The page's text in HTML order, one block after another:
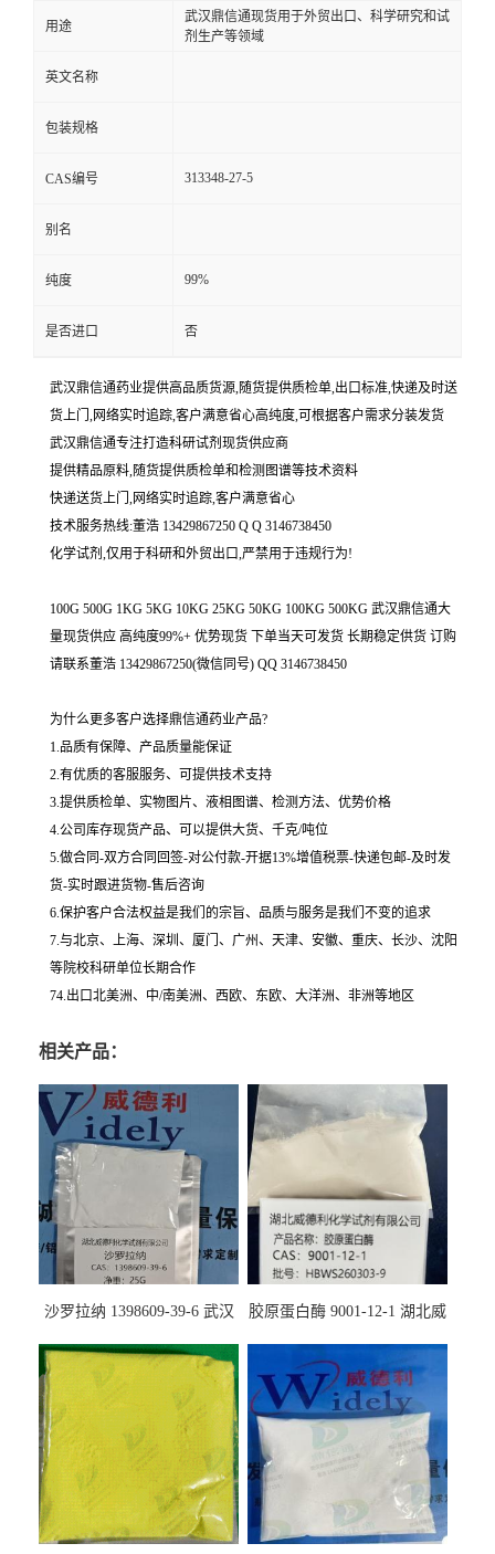
用途
武汉鼎信通现货用于外贸出口、科学研究和试
剂生产等领域
英文名称
包装规格
CAS编号 313348-27-5
别名
纯度 99%
是否进口 否
武汉鼎信通药业提供高品质货源,随货提供质检单,出口标准,快递及时送
货上门,网络实时追踪,客户满意省心高纯度,可根据客户需求分装发货
武汉鼎信通专注打造科研试剂现货供应商
提供精品原料,随货提供质检单和检测图谱等技术资料
快递送货上门,网络实时追踪,客户满意省心
技术服务热线:董浩 13429867250 Q Q 3146738450
化学试剂,仅用于科研和外贸出口,严禁用于违规行为!
100G 500G 1KG 5KG 10KG 25KG 50KG 100KG 500KG 武汉鼎信通大
量现货供应 高纯度99%+ 优势现货 下单当天可发货 长期稳定供货 订购
请联系董浩 13429867250(微信同号) QQ 3146738450
为什么更多客户选择鼎信通药业产品?
1.品质有保障、产品质量能保证
2.有优质的客服服务、可提供技术支持
3.提供质检单、实物图片、液相图谱、检测方法、优势价格
4.公司库存现货产品、可以提供大货、千克/吨位
5.做合同-双方合同回签-对公付款-开据13%增值税票-快递包邮-及时发
货-实时跟进货物-售后咨询
6.保护客户合法权益是我们的宗旨、品质与服务是我们不变的追求
7.与北京、上海、深圳、厦门、广州、天津、安徽、重庆、长沙、沈阳
等院校科研单位长期合作
74.出口北美洲、中/南美洲、西欧、东欧、大洋洲、非洲等地区
相关产品：
沙罗拉纳 1398609-39-6 武汉
胶原蛋白酶 9001-12-1 湖北威